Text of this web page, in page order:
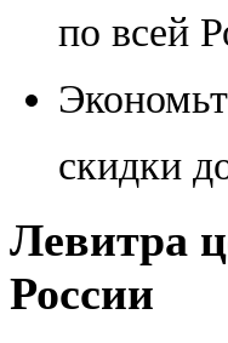
по всей
скидки
Левитра
России